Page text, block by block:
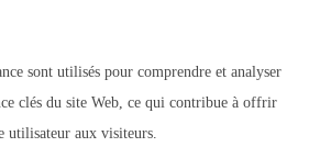
sont utilisés pour comprendre et analyser
clés du site Web, ce qui contribue à offrir
utilisateur aux visiteurs.